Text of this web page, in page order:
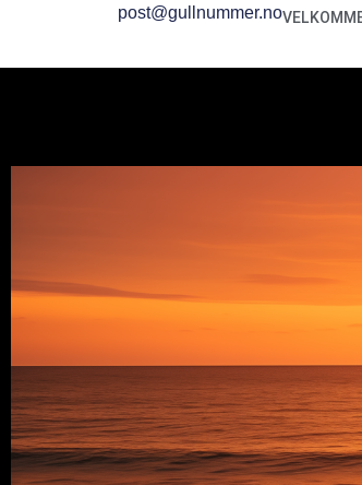
post@gullnummer.no